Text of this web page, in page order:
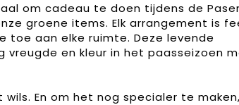
om cadeau te doen tijdens de
groene items. Elk arrangement is
aan elke ruimte. Deze levende
vreugde en kleur in het paasseizoen
En om het nog specialer te maken,